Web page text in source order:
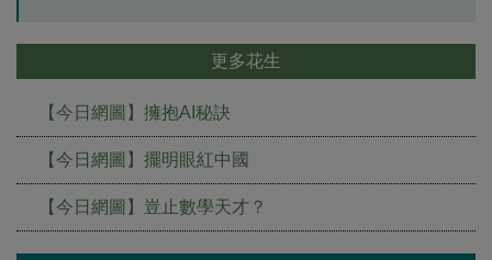
更多花生
【今日網圖】擁抱AI秘訣
【今日網圖】擺明眼紅中國
【今日網圖】豈止數學天才？